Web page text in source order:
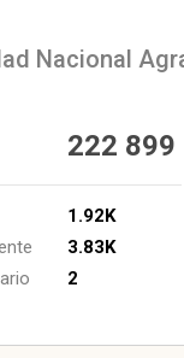
Nacional
222 899
1.92K
3.83K
2